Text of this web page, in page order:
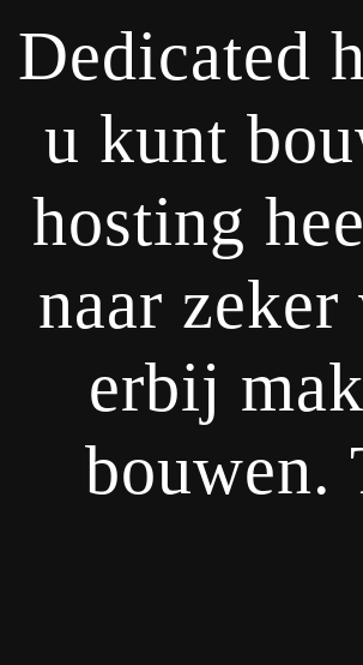
Dedicated
u kunt
hosting
naar
erbij
bouwen.